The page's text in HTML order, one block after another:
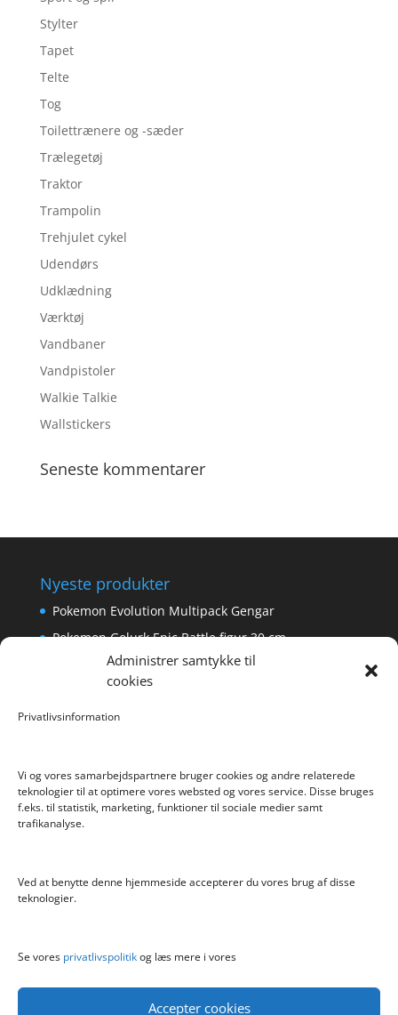
Administrer samtykke til
cookies
Privatlivsinformation
Vi og vores samarbejdspartnere bruger cookies og andre relaterede
teknologier til at optimere vores websted og vores service. Disse bruges
f.eks. til statistik, marketing, funktioner til sociale medier samt
trafikanalyse.
Ved at benytte denne hjemmeside accepterer du vores brug af disse
teknologier.
Se vores privatlivspolitikog læs mere i vores
Accepter cookies
Stylter
Tapet
Telte
Tog
Toilettrænere og -sæder
Trælegetøj
Traktor
Trampolin
Trehjulet cykel
Udendørs
Udklædning
Værktøj
Vandbaner
Vandpistoler
Walkie Talkie
Wallstickers
Seneste kommentarer
Nyeste produkter
Pokemon Evolution Multipack Gengar
Pokemon Golurk Epic Battle figur 30 cm
Scalextric Digital -Easyfit Digital Plug
Care Bear Love-A-Lot ECO Bamse 36cm
Bratz Stylin Dukke Cloe
Info
Kontakt
Privatlivspolitik